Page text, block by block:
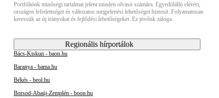
Portfóliónk minőségi tartalmat jelent minden olvasó számára. Egyedülálló elérést,
országos lefedettséget és változatos megjelenési lehetőséget biztosít. Folyamatosan
keressük az új irányokat és fejlődési lehetőségeket. Ez jövőnk záloga.
Regionális hírportálok
Bács-Kiskun - baon.hu
Baranya - bama.hu
Békés - beol.hu
Borsod-Abaúj-Zemplén - boon.hu